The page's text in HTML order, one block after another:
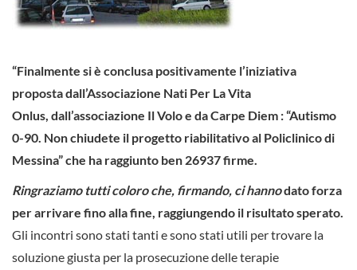
“Finalmente si è conclusa positivamente l’iniziativa
proposta dall’Associazione Nati Per La Vita
Onlus, dall’associazione Il Volo e da Carpe Diem : “Autismo
0-90. Non chiudete il progetto riabilitativo al Policlinico di
Messina” che ha raggiunto ben 26937 firme.
Ringraziamo tutti coloro che, firmando, ci hannodato forza
per arrivare fino alla fine, raggiungendo il risultato sperato.
Gli incontri sono stati tanti e sono stati utili per trovare la
soluzione giusta per la prosecuzione delle terapie